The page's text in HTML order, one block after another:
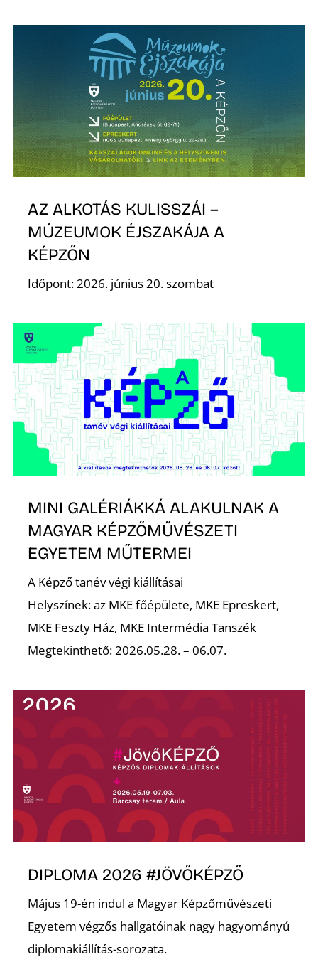
AZ ALKOTÁS KULISSZÁI –
MÚZEUMOK ÉJSZAKÁJA A
KÉPZŐN
Időpont: 2026. június 20. szombat
MINI GALÉRIÁKKÁ ALAKULNAK A
MAGYAR KÉPZŐMŰVÉSZETI
EGYETEM MŰTERMEI
A Képző tanév végi kiállításai
Helyszínek: az MKE főépülete, MKE Epreskert,
MKE Feszty Ház, MKE Intermédia Tanszék
Megtekinthető: 2026.05.28. – 06.07.
DIPLOMA 2026 #JÖVŐKÉPZŐ
Május 19-én indul a Magyar Képzőművészeti
Egyetem végzős hallgatóinak nagy hagyományú
diplomakiállítás-sorozata.